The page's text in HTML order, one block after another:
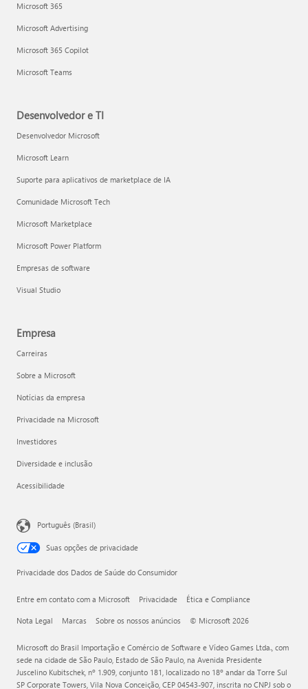
Microsoft 365
Microsoft Advertising
Microsoft 365 Copilot
Microsoft Teams
Desenvolvedor e TI
Desenvolvedor Microsoft
Microsoft Learn
Suporte para aplicativos de marketplace de IA
Comunidade Microsoft Tech
Microsoft Marketplace
Microsoft Power Platform
Empresas de software
Visual Studio
Empresa
Carreiras
Sobre a Microsoft
Notícias da empresa
Privacidade na Microsoft
Investidores
Diversidade e inclusão
Acessibilidade
Português (Brasil)
Suas opções de privacidade
Privacidade dos Dados de Saúde do Consumidor
Entre em contato com a Microsoft Privacidade Ética e Compliance
Nota Legal Marcas Sobre os nossos anúncios © Microsoft 2026
Microsoft do Brasil Importação e Comércio de Software e Vídeo Games Ltda., com
sede na cidade de São Paulo, Estado de São Paulo, na Avenida Presidente
Juscelino Kubitschek, nº 1.909, conjunto 181, localizado no 18º andar da Torre Sul
SP Corporate Towers, Vila Nova Conceição, CEP 04543-907, inscrita no CNPJ sob o